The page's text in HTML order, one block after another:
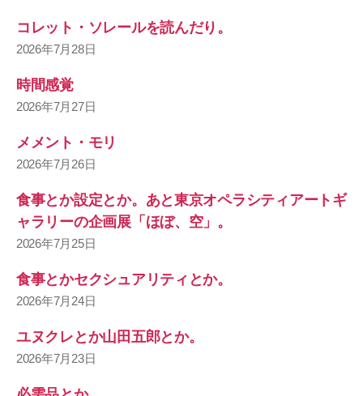
コレット・ソレールを読んだり。
2026年7月28日
時間感覚
2026年7月27日
メメント・モリ
2026年7月26日
食事とか設定とか。あと東京オペラシティアートギ
ャラリーの企画展「ほぼ、空」。
2026年7月25日
食事とかセクシュアリティとか。
2026年7月24日
ユヌクレとか山田五郎とか。
2026年7月23日